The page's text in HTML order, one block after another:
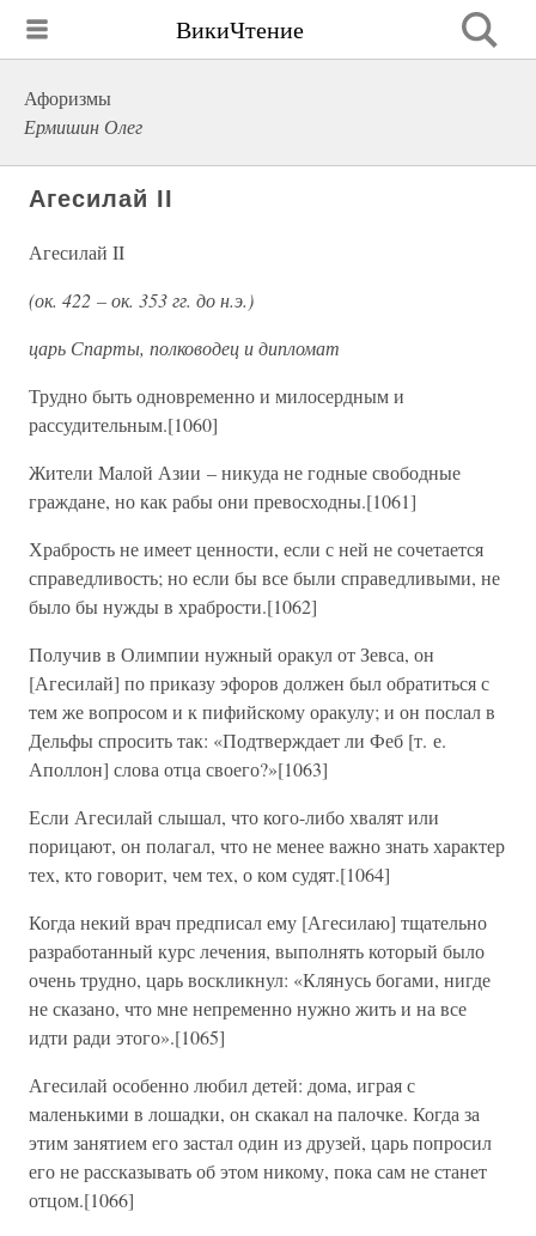
ВикиЧтение
Афоризмы
Ермишин Олег
Агесилай II
Агесилай II
(ок. 422 – ок. 353 гг. до н.э.)
царь Спарты, полководец и дипломат
Трудно быть одновременно и милосердным и
рассудительным.[1060]
Жители Малой Азии – никуда не годные свободные
граждане, но как рабы они превосходны.[1061]
Храбрость не имеет ценности, если с ней не сочетается
справедливость; но если бы все были справедливыми, не
было бы нужды в храбрости.[1062]
Получив в Олимпии нужный оракул от Зевса, он
[Агесилай] по приказу эфоров должен был обратиться с
тем же вопросом и к пифийскому оракулу; и он послал в
Дельфы спросить так: «Подтверждает ли Феб [т. е.
Аполлон] слова отца своего?»[1063]
Если Агесилай слышал, что кого-либо хвалят или
порицают, он полагал, что не менее важно знать характер
тех, кто говорит, чем тех, о ком судят.[1064]
Когда некий врач предписал ему [Агесилаю] тщательно
разработанный курс лечения, выполнять который было
очень трудно, царь воскликнул: «Клянусь богами, нигде
не сказано, что мне непременно нужно жить и на все
идти ради этого».[1065]
Агесилай особенно любил детей: дома, играя с
маленькими в лошадки, он скакал на палочке. Когда за
этим занятием его застал один из друзей, царь попросил
его не рассказывать об этом никому, пока сам не станет
отцом.[1066]